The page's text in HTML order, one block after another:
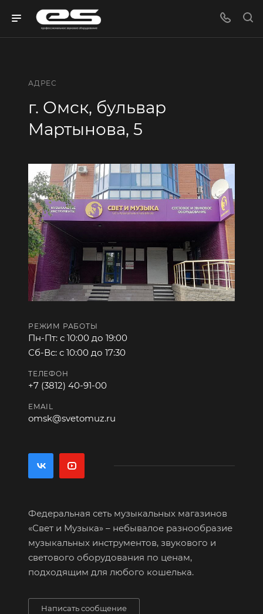
АДРЕС
г. Омск, бульвар
Мартынова, 5
РЕЖИМ РАБОТЫ
Пн-Пт: с 10:00 до 19:00
Сб-Вс: с 10:00 до 17:30
ТЕЛЕФОН
+7 (3812) 40-91-00
EMAIL
omsk@svetomuz.ru
Федеральная сеть музыкальных магазинов
«Свет и Музыка» – небывалое разнообразие
музыкальных инструментов, звукового и
светового оборудования по ценам,
подходящим для любого кошелька.
Написать сообщение